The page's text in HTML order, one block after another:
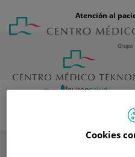
contenido
Menú
teléfono
cabecera
Atención al
Cookies